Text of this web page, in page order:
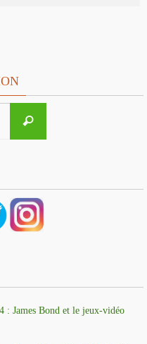
Recherche
: James Bond et le jeux-vidéo